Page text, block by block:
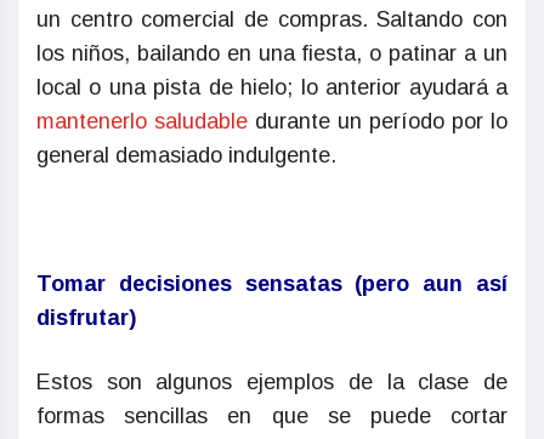
un centro comercial de compras. Saltando con
los niños, bailando en una fiesta, o patinar a un
local o una pista de hielo; lo anterior ayudará a
mantenerlo saludable durante un período por lo
general demasiado indulgente.
Tomar decisiones sensatas (pero aun así
disfrutar)
Estos son algunos ejemplos de la clase de
formas sencillas en que se puede cortar